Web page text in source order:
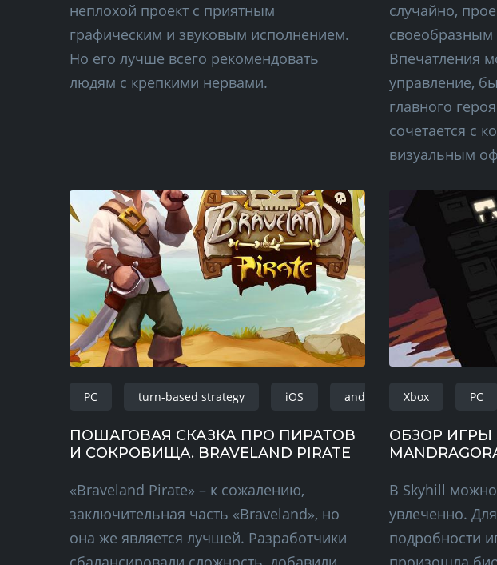
неплохой проект с приятным
графическим и звуковым исполнением.
Но его лучше всего рекомендовать
людям с крепкими нервами.
случайно,
Впечатления
управление,
главного
сочетается с
визуальным
PC turn-based strategy iOS android
ПОШАГОВАЯ СКАЗКА ПРО ПИРАТОВ
И СОКРОВИЩА. BRAVELAND PIRATE
«Braveland Pirate» – к сожалению,
заключительная часть «Braveland», но
она же является лучшей. Разработчики
Xbox PC
ОБЗОР ИГРЫ
В Skyhill
увлеченно.
подробности